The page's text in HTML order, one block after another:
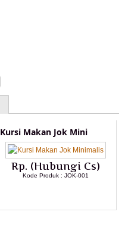
Kursi Makan Jok Mini
Rp. (Hubungi Cs)
Kode Produk : JOK-001